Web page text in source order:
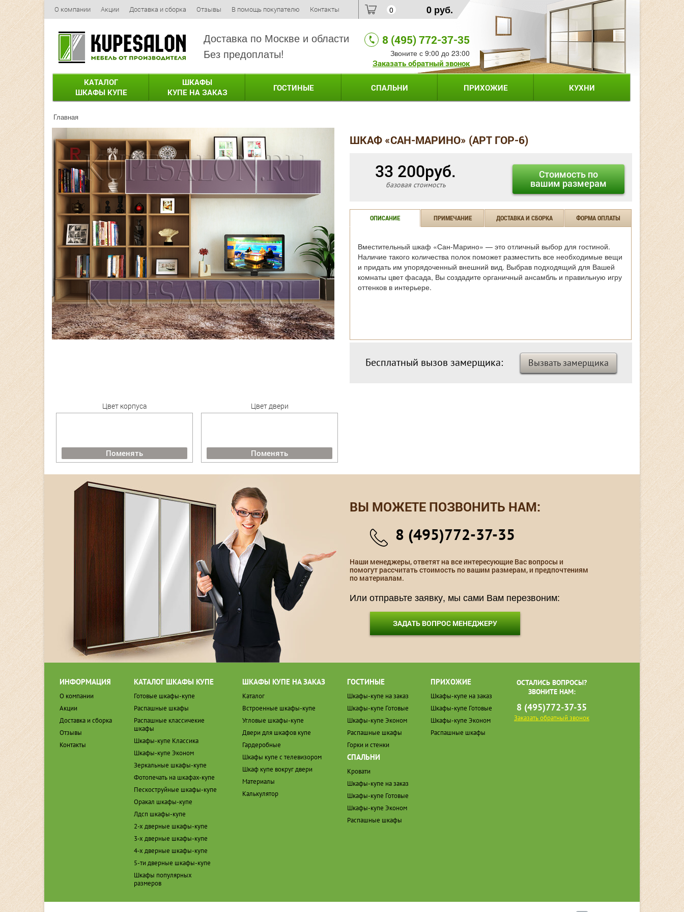
О компании Акции Доставка и сборка Отзывы В помощь покупателю Контакты 0 0 руб.
Доставка по Москве и области
Без предоплаты!
8 (495) 772-37-35
Звоните с 9:00 до 23:00
Заказать обратный звонок
КАТАЛОГ
ШКАФЫ КУПЕ
ШКАФЫ
КУПЕ НА ЗАКАЗ
ГОСТИНЫЕ СПАЛЬНИ ПРИХОЖИЕ КУХНИ
Главная
ШКАФ «САН-МАРИНО» (АРТ ГОР-6)
33 200руб.
базовая стоимость
Стоимость по
вашим размерам
ОПИСАНИЕ ПРИМЕЧАНИЕ ДОСТАВКА И СБОРКА ФОРМА ОПЛАТЫ
Вместительный шкаф «Сан-Марино» — это отличный выбор для гостиной.
Наличие такого количества полок поможет разместить все необходимые вещи
и придать им упорядоченный внешний вид. Выбрав подходящий для Вашей
комнаты цвет фасада, Вы создадите органичный ансамбль и правильную игру
оттенков в интерьере.
Бесплатный вызов замерщика: Вызвать замерщика
Цвет корпуса
Поменять
Цвет двери
Поменять
ВЫ МОЖЕТЕ ПОЗВОНИТЬ НАМ:
8 (495)772-37-35
Наши менеджеры, ответят на все интересующие Вас вопросы и
помогут рассчитать стоимость по вашим размерам, и предпочтениям
по материалам.
Или отправьте заявку, мы сами Вам перезвоним:
ЗАДАТЬ ВОПРОС МЕНЕДЖЕРУ
ИНФОРМАЦИЯ
О компании
Акции
Доставка и сборка
Отзывы
Контакты
КАТАЛОГ ШКАФЫ КУПЕ
Готовые шкафы-купе
Распашные шкафы
Распашные классичекие
шкафы
Шкафы-купе Классика
Шкафы-купе Эконом
Зеркальные шкафы-купе
Фотопечать на шкафах-купе
Пескоструйные шкафы-купе
Оракал шкафы-купе
Лдсп шкафы-купе
2-х дверные шкафы-купе
3-х дверные шкафы-купе
4-х дверные шкафы-купе
5-ти дверные шкафы-купе
Шкафы популярных
размеров
ШКАФЫ КУПЕ НА ЗАКАЗ
Каталог
Встроенные шкафы-купе
Угловые шкафы-купе
Двери для шкафов купе
Гардеробные
Шкафы купе с телевизором
Шкаф купе вокруг двери
Материалы
Калькулятор
ГОСТИНЫЕ
Шкафы-купе на заказ
Шкафы-купе Готовые
Шкафы-купе Эконом
Распашные шкафы
Горки и стенки
СПАЛЬНИ
Кровати
Шкафы-купе на заказ
Шкафы-купе Готовые
Шкафы-купе Эконом
Распашные шкафы
ПРИХОЖИЕ
Шкафы-купе на заказ
Шкафы-купе Готовые
Шкафы-купе Эконом
Распашные шкафы
ОСТАЛИСЬ ВОПРОСЫ?
ЗВОНИТЕ НАМ:
8 (495)772-37-35
Заказать обратный звонок